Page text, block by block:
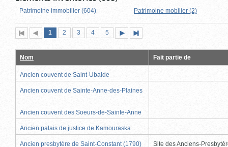
Patrimoine immobilier (604) Patrimoine mobilier (2)
Première
page
Page
précédente
Page
1 (page
actuelle)
Page
2 Page
3 Page
4 Page
5
suivante
page
Nom Fait partie de
Ancien couvent de Saint-Ubalde
Ancien couvent de Sainte-Anne-des-Plaines
Ancien couvent des Soeurs-de-Sainte-Anne
Ancien palais de justice de Kamouraska
Ancien presbytère de Saint-Constant (1790)
Site des Anciens-